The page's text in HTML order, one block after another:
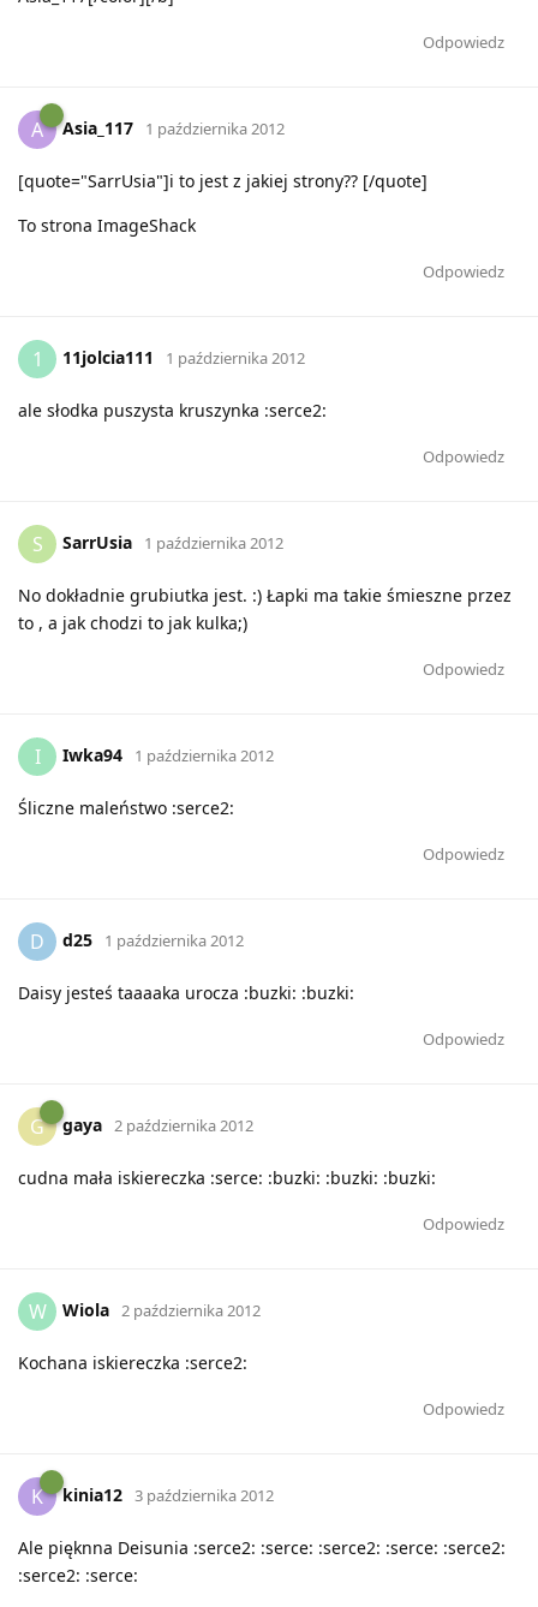
Odpowiedz
A Asia_117 1 października 2012
[quote="SarrUsia"]i to jest z jakiej strony?? [/quote]
To strona ImageShack
Odpowiedz
1 11jolcia111 1 października 2012
ale słodka puszysta kruszynka :serce2:
Odpowiedz
S SarrUsia 1 października 2012
No dokładnie grubiutka jest. :) Łapki ma takie śmieszne przez
to , a jak chodzi to jak kulka;)
Odpowiedz
I Iwka94 1 października 2012
Śliczne maleństwo :serce2:
Odpowiedz
D d25 1 października 2012
Daisy jesteś taaaaka urocza :buzki: :buzki:
Odpowiedz
G gaya 2 października 2012
cudna mała iskiereczka :serce: :buzki: :buzki: :buzki:
Odpowiedz
W Wiola 2 października 2012
Kochana iskiereczka :serce2:
Odpowiedz
K kinia12 3 października 2012
Ale pięknna Deisunia :serce2: :serce: :serce2: :serce: :serce2:
:serce2: :serce: